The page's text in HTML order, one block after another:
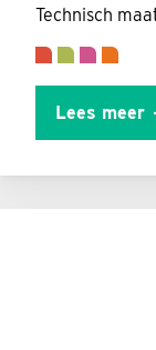
Technisch
Lees meer